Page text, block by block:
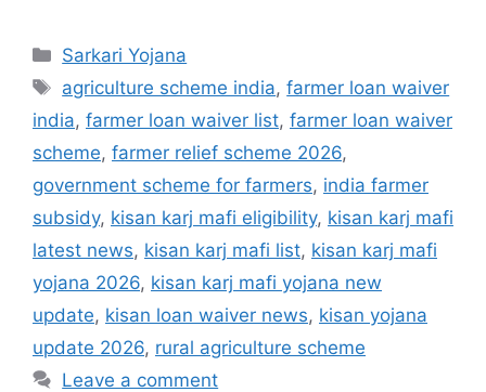
Categories
Sarkari Yojana
Tags
agriculture scheme india,farmer loan waiver
india, farmer loan waiver list, farmer loan waiver
scheme, farmer relief scheme 2026,
government scheme for farmers, india farmer
subsidy, kisan karj mafi eligibility, kisan karj mafi
latest news, kisan karj mafi list, kisan karj mafi
yojana 2026, kisan karj mafi yojana new
update, kisan loan waiver news, kisan yojana
update 2026, rural agriculture scheme
Leave a comment